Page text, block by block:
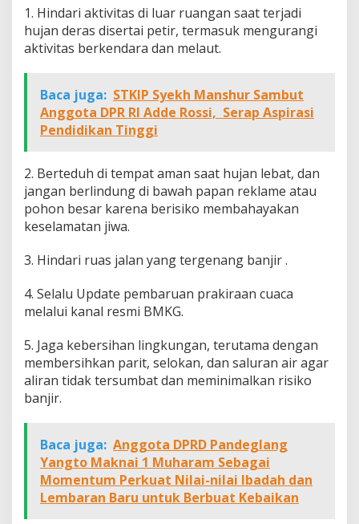
1. Hindari aktivitas di luar ruangan saat terjadi
hujan deras disertai petir, termasuk mengurangi
aktivitas berkendara dan melaut.
Baca juga: STKIP Syekh Manshur Sambut
Anggota DPR RI Adde Rossi, Serap Aspirasi
Pendidikan Tinggi
2. Berteduh di tempat aman saat hujan lebat, dan
jangan berlindung di bawah papan reklame atau
pohon besar karena berisiko membahayakan
keselamatan jiwa.
3. Hindari ruas jalan yang tergenang banjir .
4. Selalu Update pembaruan prakiraan cuaca
melalui kanal resmi BMKG.
5. Jaga kebersihan lingkungan, terutama dengan
membersihkan parit, selokan, dan saluran air agar
aliran tidak tersumbat dan meminimalkan risiko
banjir.
Baca juga: Anggota DPRD Pandeglang
Yangto Maknai 1 Muharam Sebagai
Momentum Perkuat Nilai-nilai Ibadah dan
Lembaran Baru untuk Berbuat Kebaikan